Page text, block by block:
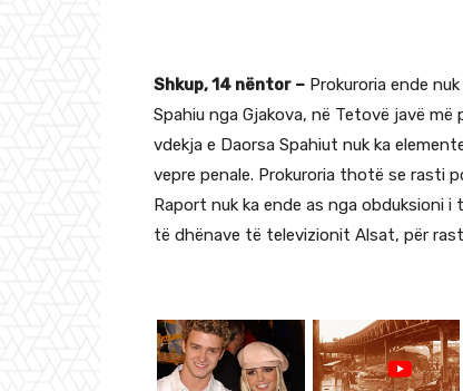
Shkup, 14 nëntor – Prokuroria ende
Spahiu nga Gjakova, në Tetovë javë
vdekja e Daorsa Spahiut nuk ka
vepre penale. Prokuroria thotë se rasti
Raport nuk ka ende as nga obduksioni
të dhënave të televizionit Alsat, për